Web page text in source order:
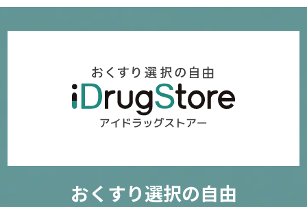
おくすり選択の自由